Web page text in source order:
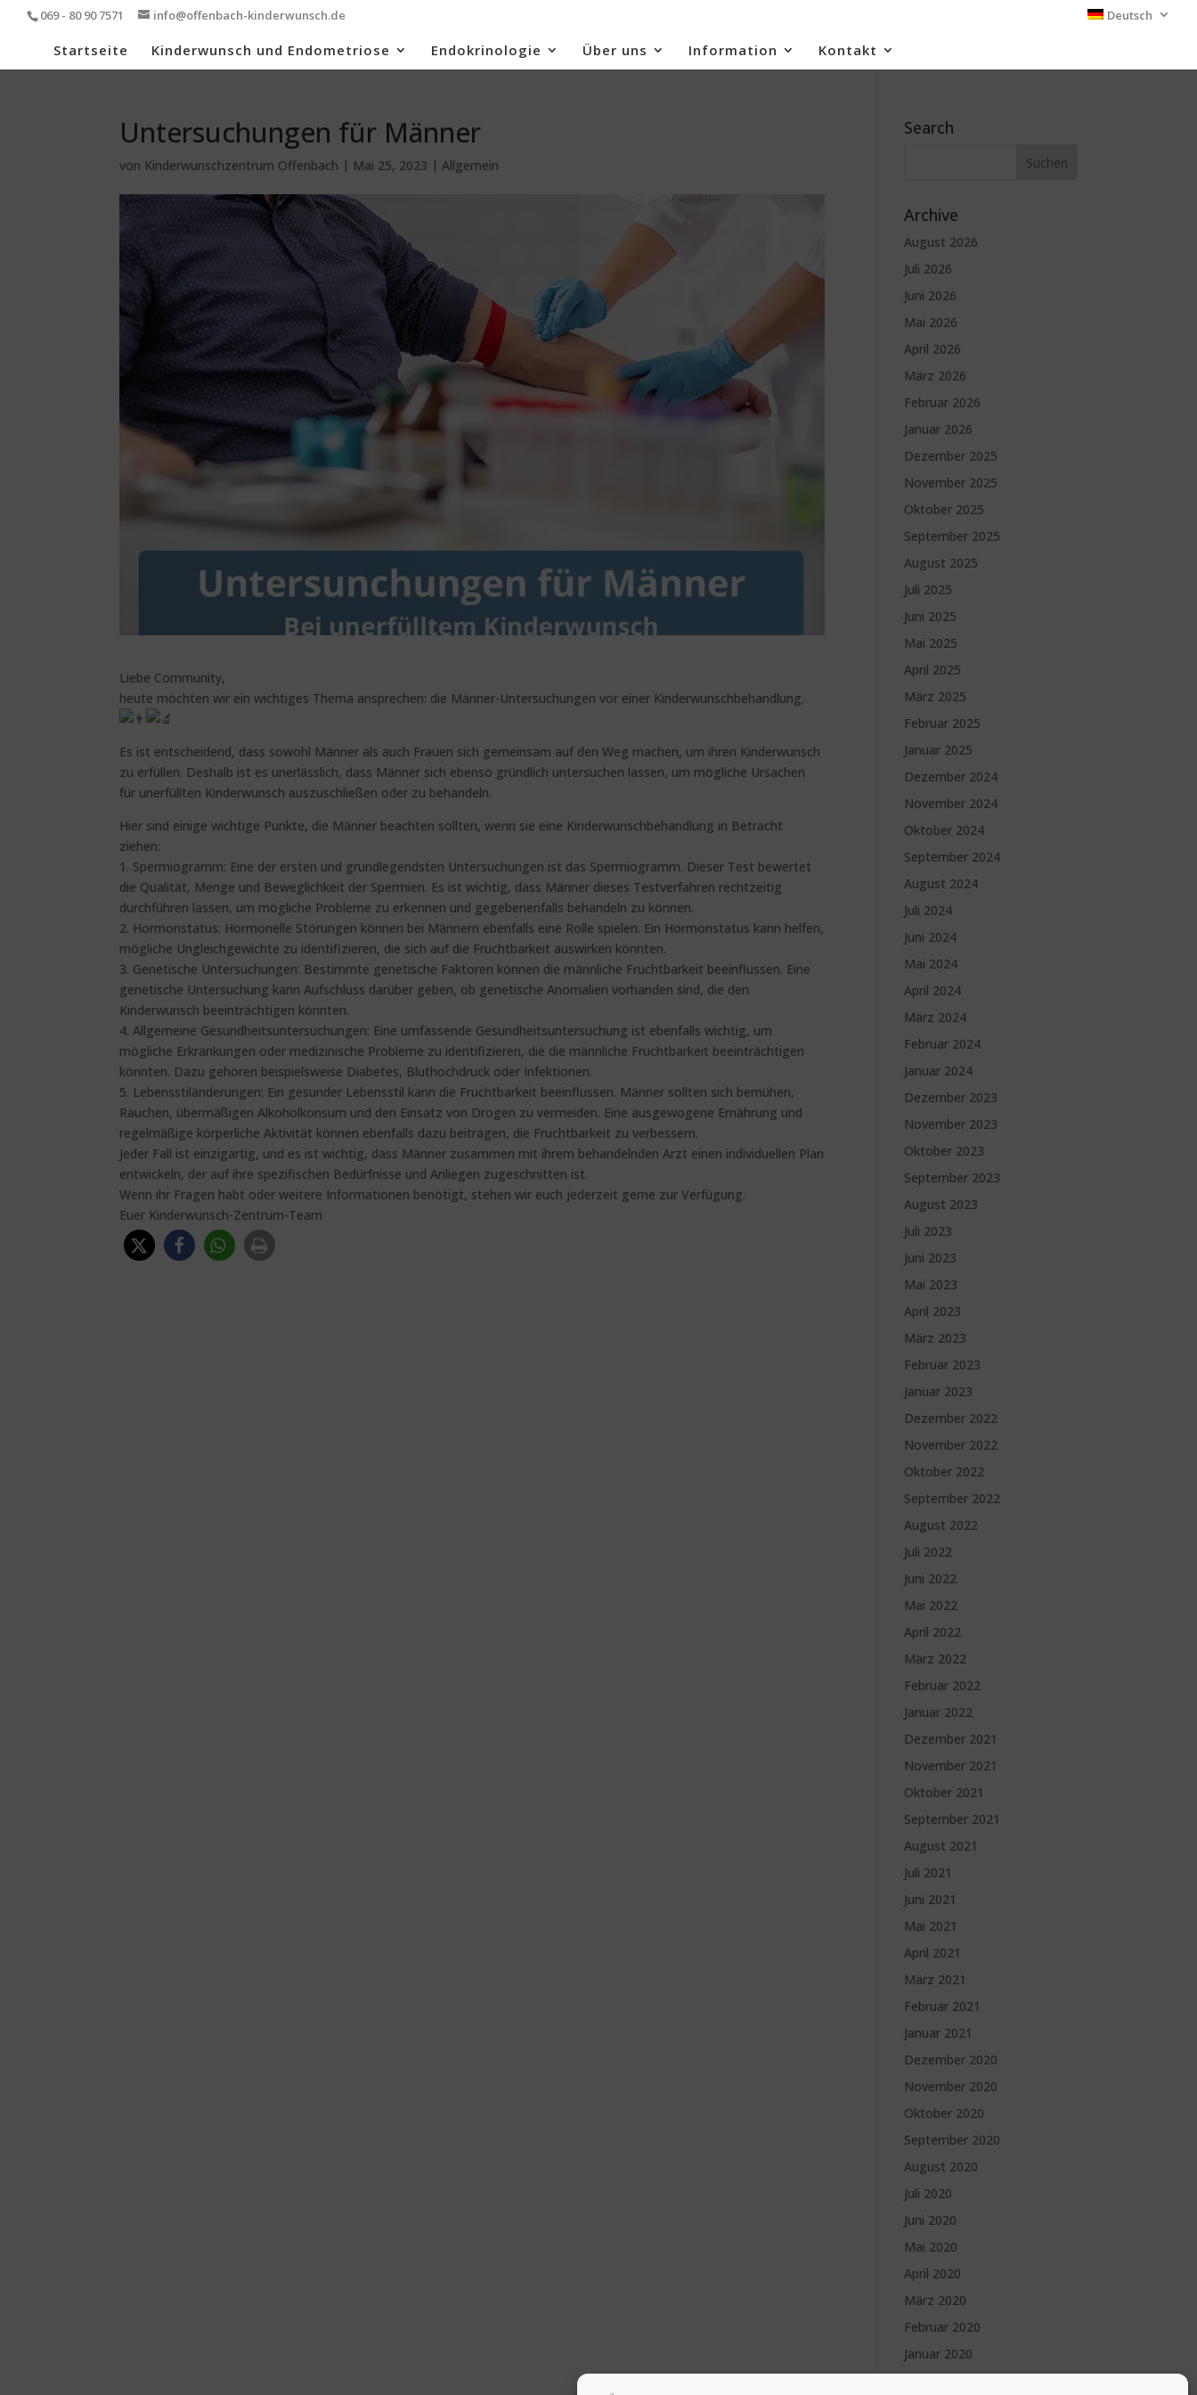
069 - 80 90 7571 info@offenbach-kinderwunsch.de Deutsch
Startseite Kinderwunsch und Endometriose Endokrinologie Über uns Information Kontakt
Untersuchungen für Männer
von Kinderwunschzentrum Offenbach | Mai 25, 2023 | Allgemein
Liebe Community,
heute möchten wir ein wichtiges Thema ansprechen: die Männer-Untersuchungen vor einer Kinderwunschbehandlung.
Es ist entscheidend, dass sowohl Männer als auch Frauen sich gemeinsam auf den Weg machen, um ihren Kinderwunsch
zu erfüllen. Deshalb ist es unerlässlich, dass Männer sich ebenso gründlich untersuchen lassen, um mögliche Ursachen
für unerfüllten Kinderwunsch auszuschließen oder zu behandeln.
Hier sind einige wichtige Punkte, die Männer beachten sollten, wenn sie eine Kinderwunschbehandlung in Betracht
ziehen:
1️. Spermiogramm: Eine der ersten und grundlegendsten Untersuchungen ist das Spermiogramm. Dieser Test bewertet
die Qualität, Menge und Beweglichkeit der Spermien. Es ist wichtig, dass Männer dieses Testverfahren rechtzeitig
durchführen lassen, um mögliche Probleme zu erkennen und gegebenenfalls behandeln zu können.
2️. Hormonstatus: Hormonelle Störungen können bei Männern ebenfalls eine Rolle spielen. Ein Hormonstatus kann helfen,
mögliche Ungleichgewichte zu identifizieren, die sich auf die Fruchtbarkeit auswirken könnten.
3️. Genetische Untersuchungen: Bestimmte genetische Faktoren können die männliche Fruchtbarkeit beeinflussen. Eine
genetische Untersuchung kann Aufschluss darüber geben, ob genetische Anomalien vorhanden sind, die den
Kinderwunsch beeinträchtigen könnten.
4️. Allgemeine Gesundheitsuntersuchungen: Eine umfassende Gesundheitsuntersuchung ist ebenfalls wichtig, um
mögliche Erkrankungen oder medizinische Probleme zu identifizieren, die die männliche Fruchtbarkeit beeinträchtigen
könnten. Dazu gehören beispielsweise Diabetes, Bluthochdruck oder Infektionen.
5️. Lebensstiländerungen: Ein gesunder Lebensstil kann die Fruchtbarkeit beeinflussen. Männer sollten sich bemühen,
Rauchen, übermäßigen Alkoholkonsum und den Einsatz von Drogen zu vermeiden. Eine ausgewogene Ernährung und
regelmäßige körperliche Aktivität können ebenfalls dazu beitragen, die Fruchtbarkeit zu verbessern.
Jeder Fall ist einzigartig, und es ist wichtig, dass Männer zusammen mit ihrem behandelnden Arzt einen individuellen Plan
entwickeln, der auf ihre spezifischen Bedürfnisse und Anliegen zugeschnitten ist.
Wenn ihr Fragen habt oder weitere Informationen benötigt, stehen wir euch jederzeit gerne zur Verfügung.
Euer Kinderwunsch-Zentrum-Team
Search
Archive
August 2026
Juli 2026
Juni 2026
Mai 2026
April 2026
März 2026
Februar 2026
Januar 2026
Dezember 2025
November 2025
Oktober 2025
September 2025
August 2025
Juli 2025
Juni 2025
Mai 2025
April 2025
März 2025
Februar 2025
Januar 2025
Dezember 2024
November 2024
Oktober 2024
September 2024
August 2024
Juli 2024
Juni 2024
Mai 2024
April 2024
März 2024
Februar 2024
Januar 2024
Dezember 2023
November 2023
Oktober 2023
September 2023
August 2023
Juli 2023
Juni 2023
Mai 2023
April 2023
März 2023
Februar 2023
Januar 2023
Dezember 2022
November 2022
Oktober 2022
September 2022
August 2022
Juli 2022
Juni 2022
Mai 2022
April 2022
März 2022
Februar 2022
Januar 2022
Dezember 2021
November 2021
Oktober 2021
September 2021
August 2021
Juli 2021
Juni 2021
Mai 2021
April 2021
März 2021
Februar 2021
Januar 2021
Dezember 2020
November 2020
Oktober 2020
September 2020
August 2020
Juli 2020
Juni 2020
Mai 2020
April 2020
März 2020
Februar 2020
Januar 2020